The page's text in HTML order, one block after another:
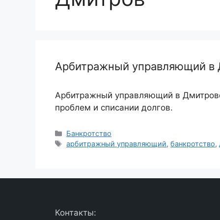
Арбитражный управляющий в
Арбитражный управляющий в
проблем и списании долгов.
Рубрики
Банкротство
Метки
арбитражный управляющий,банкротство,
Контакты: